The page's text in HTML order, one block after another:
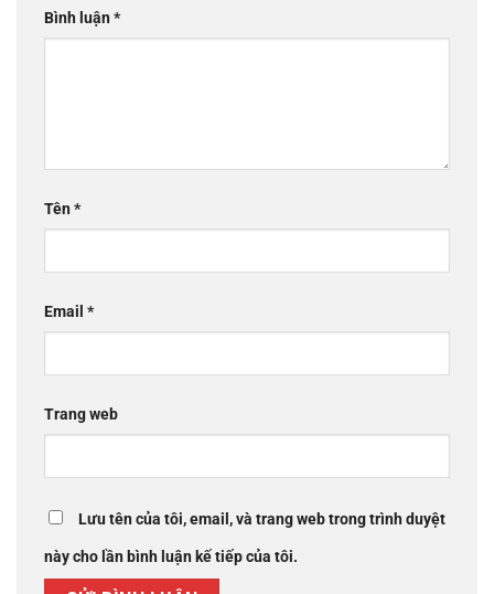
Bình luận*
Tên*
Email *
Trang web
Lưu tên của tôi, email, và trang web trong trình duyệt
này cho lần bình luận kế tiếp của tôi.